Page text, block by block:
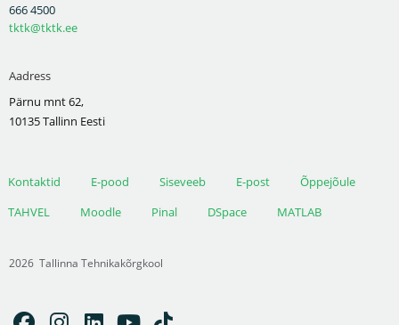
666 4500
tktk@tktk.ee
Aadress
Pärnu mnt 62,
10135 Tallinn Eesti
Kontaktid E-pood Siseveeb E-post
Õppejõule
TAHVEL
Moodle Pinal DSpace MATLAB
2026 Tallinna Tehnikakõrgkool